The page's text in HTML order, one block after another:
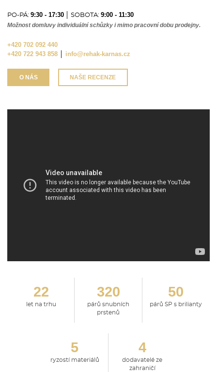
PO-PÁ: 9:30 - 17:30 │ SOBOTA: 9:00 - 11:30
Možnost domluvy individuální schůzky i mimo pracovní dobu prodejny.
+420 702 092 440
+420 722 943 858
info@rehak-karnas.cz
O NÁS NAŠE RECENZE
22
let na trhu
320
párů snubních
prstenů
50
párů SP s brilianty
5
ryzostí materiálů
4
dodavatelé ze
zahraničí